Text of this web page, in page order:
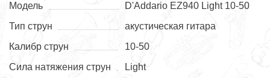
Модель
D'Addario EZ940 Light 10-50
Тип струн
акустическая гитара
Калибр струн
10-50
Сила натяжения струн
Light